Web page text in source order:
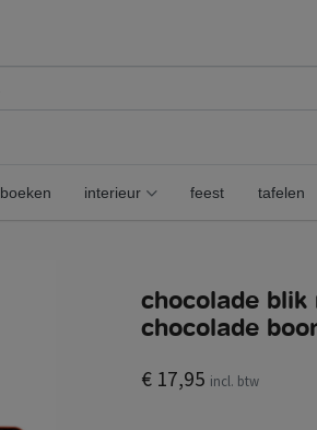
boeken interieur feest tafelen
chocolade
chocolade
€ 17,95 incl. btw